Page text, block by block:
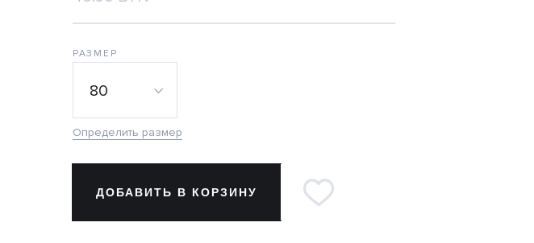
РАЗМЕР
80
Определить размер
ДОБАВИТЬ В КОРЗИНУ